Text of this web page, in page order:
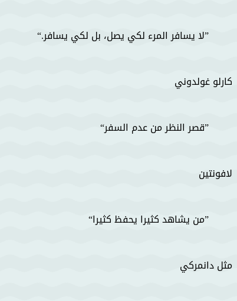
لا يسافر المرء لكي يصل، بل لكي يسافر.
كارلو غولدوني
قصر النظر من عدم السفر
لافونتين
من يشاهد كثيرا يحفظ كثيرا
مثل دانمركي